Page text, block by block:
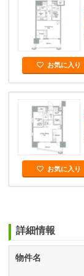
お気に入り
お気に入り
詳細情報
物件名